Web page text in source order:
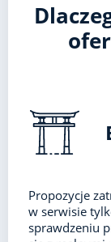
Propozycje
w serwisie
sprawdzeniu